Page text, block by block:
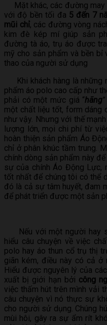
Mặt khác, các đường may
với độ bền tối đa 5 đến 7
mũi chỉ, các đường vòng
kim đè kép mí giúp sản
đường tà áo, trụ áo được
mỹ cho sản phẩm và bền
thao của người sử dụng
Khi khách hàng là những
phẩm áo polo cao cấp như
phải có một mức giá “hãng
một chất liệu tốt, form dáng
như vậy. Nhưng với thế
lượng lớn, mọi chi phí từ
hoàn thiện sản phẩm Áo
chỉ ở phân khúc tầm trung.
chính dòng sản phẩm này
sự của chính Áo Động Lực,
tốt nhất để chúng tôi có thể
đó là cả sự tâm huyết, đam
để phát triển được một sản
Nếu với một người hay
hiểu câu chuyện về việc
polo hay áo thun cổ trụ thị
giãn kém, điều này có cả ở
Hiểu được nguyên lý của
xuất bị giới hạn bởi công
việc thấm hút trên mình vải
câu chuyện vì nó thực sự
cho người sử dụng. Chúng
mùi hôi, gây ra sự ẩm rít